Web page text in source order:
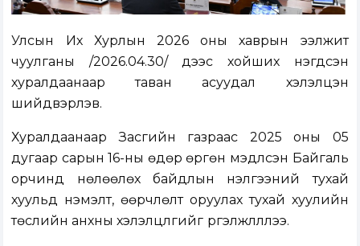
Улсын Их Хурлын 2026 оны хаврын ээлжит
чуулганы /2026.04.30/ үдээс хойших нэгдсэн
хуралдаанаар таван асуудал хэлэлцэн
шийдвэрлэв.
Хуралдаанаар Засгийн газраас 2025 оны 05
дугаар сарын 16-ны өдөр өргөн мэдүүлсэн Байгаль
орчинд нөлөөлөх байдлын үнэлгээний тухай
хуульд нэмэлт, өөрчлөлт оруулах тухай хуулийн
төслийн анхны хэлэлцүүлгийг үргэлжлүүллээ.